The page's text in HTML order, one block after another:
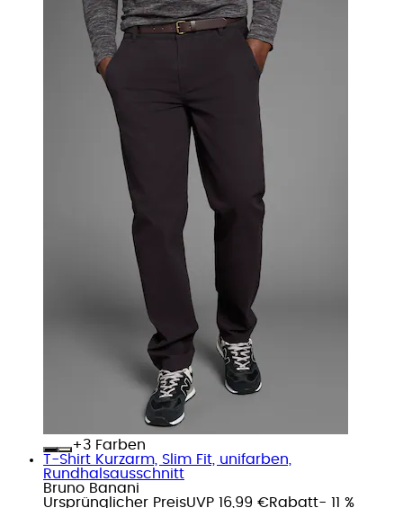
+
Farben
T-Shirt Kurzarm, Slim Fit, unifarben,
Rundhalsausschnitt
Bruno Banani
Ursprünglicher PreisUVP 16,99 €Rabatt- 11 %